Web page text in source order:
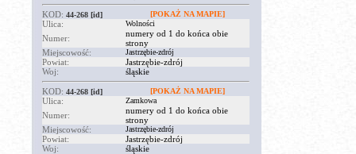
KOD: 44-268 [id] [POKAŻ NA MAPIE]
Ulica: Wolności
Numer:
numery od 1 do końca obie
strony
Miejscowość:
Jastrzębie-zdrój
Powiat:
Jastrzębie-zdrój
Woj:
śląskie
KOD: 44-268 [id] [POKAŻ NA MAPIE]
Ulica: Zamkowa
Numer:
numery od 1 do końca obie
strony
Miejscowość:
Jastrzębie-zdrój
Powiat:
Jastrzębie-zdrój
Woj:
śląskie